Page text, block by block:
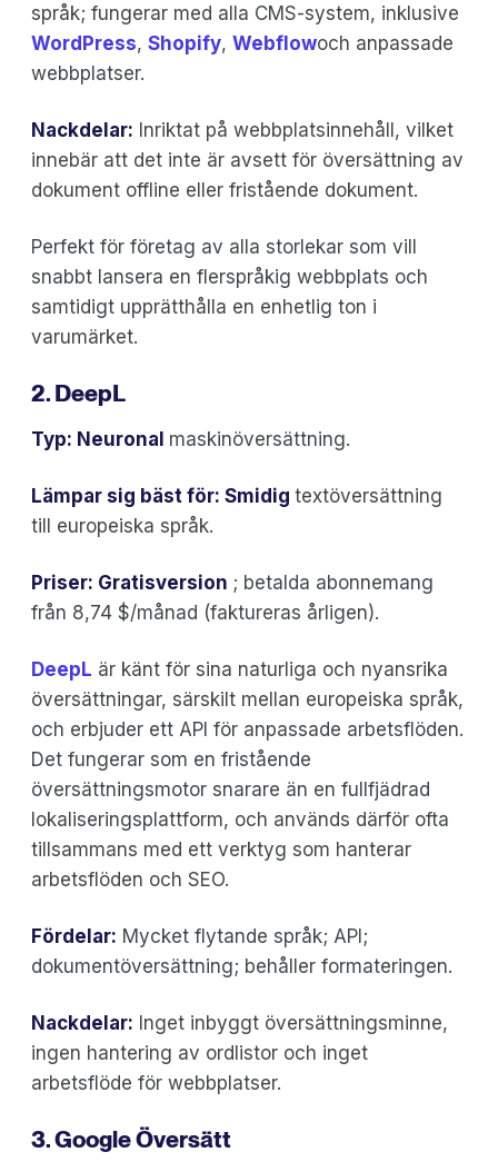
språk; fungerar med alla CMS-system, inklusive
WordPress, Shopify, Webflowoch anpassade
webbplatser.
Nackdelar: Inriktat på webbplatsinnehåll, vilket
innebär att det inte är avsett för översättning av
dokument offline eller fristående dokument.
Perfekt för företag av alla storlekar som vill
snabbt lansera en flerspråkig webbplats och
samtidigt upprätthålla en enhetlig ton i
varumärket.
2. DeepL
Typ: Neuronal maskinöversättning.
Lämpar sig bäst för: Smidig textöversättning
till europeiska språk.
Priser: Gratisversion ; betalda abonnemang
från 8,74 $/månad (faktureras årligen).
DeepL är känt för sina naturliga och nyansrika
översättningar, särskilt mellan europeiska språk,
och erbjuder ett API för anpassade arbetsflöden.
Det fungerar som en fristående
översättningsmotor snarare än en fullfjädrad
lokaliseringsplattform, och används därför ofta
tillsammans med ett verktyg som hanterar
arbetsflöden och SEO.
Fördelar: Mycket flytande språk; API;
dokumentöversättning; behåller formateringen.
Nackdelar: Inget inbyggt översättningsminne,
ingen hantering av ordlistor och inget
arbetsflöde för webbplatser.
3. Google Översätt